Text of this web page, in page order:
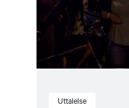
Uttalelse